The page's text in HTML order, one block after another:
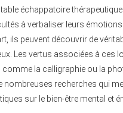
échappatoire
à verbaliser leurs
ils peuvent découvrir de
Les vertus associées à ces
comme la calligraphie ou la
nombreuses recherches qui
sur le bien-être mental et